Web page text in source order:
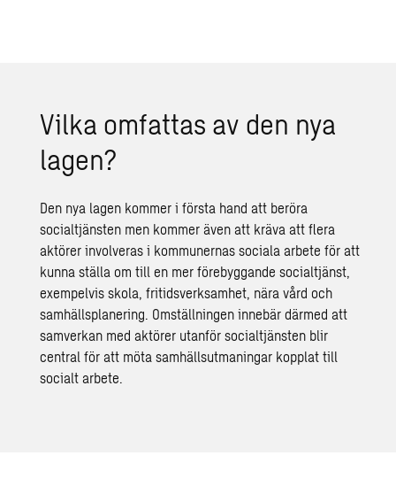
Vilka omfattas av den nya
lagen?
Den nya lagen kommer i första hand att beröra
socialtjänsten men kommer även att kräva att flera
aktörer involveras i kommunernas sociala arbete för att
kunna ställa om till en mer förebyggande socialtjänst,
exempelvis skola, fritidsverksamhet, nära vård och
samhällsplanering. Omställningen innebär därmed att
samverkan med aktörer utanför socialtjänsten blir
central för att möta samhällsutmaningar kopplat till
socialt arbete.